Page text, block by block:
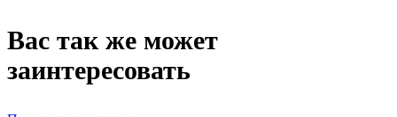
Вас так же может
заинтересовать